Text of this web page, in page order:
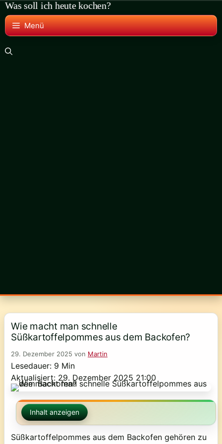
Zum
Inhalt
springen
Was soll ich heute kochen?
Menü
Wie macht man schnelle
Süßkartoffelpommes aus dem Backofen?
29. Dezember 2025 von Martin
Lesedauer: 9 Min
Aktualisiert: 29. Dezember 2025 21:00
Inhalt anzeigen
Süßkartoffelpommes aus dem Backofen gehören zu